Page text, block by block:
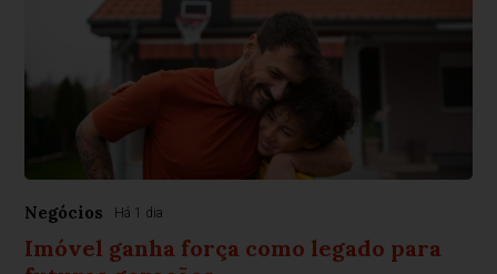
Negócios Há 1 dia
Imóvel ganha força como legado para